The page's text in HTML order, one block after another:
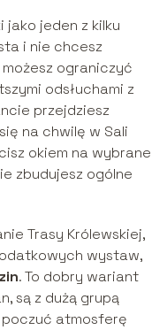
jako jeden z kilku
i nie chcesz
ograniczyć
odsłuchami z
przejdziesz
na chwilę w Sali
okiem na wybrane
zbudujesz ogólne
Trasy Królewskiej,
wystaw,
. To dobry wariant
są z dużą grupą
atmosferę